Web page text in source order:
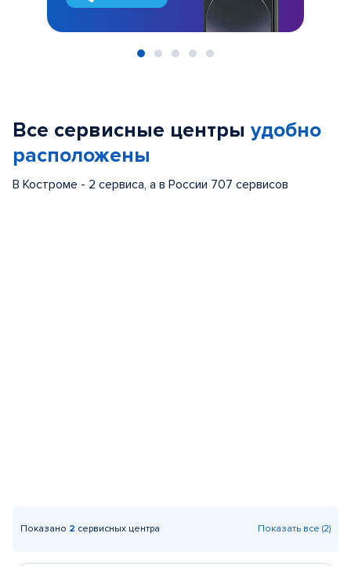
Все сервисные центры удобно
расположены
В Костроме - 2 сервиса, а в России 707 сервисов
Показано 2 сервисных центра Показать все (2)